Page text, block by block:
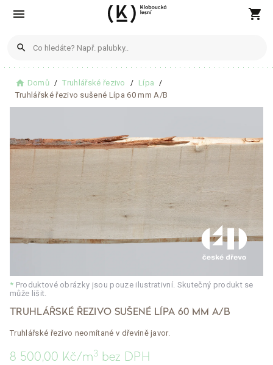
menu shopping_cart
search
Produkty
Blogové články
Žádné články nenalezeny
Zobrazit všechny výsledky
home Domů Truhlářské řezivo
Lípa
Truhlářské řezivo sušené Lípa 60 mm A/B
* Produktové obrázky jsou pouze ilustrativní. Skutečný produkt se
může lišit.
TRUHLÁŘSKÉ ŘEZIVO SUŠENÉ LÍPA 60 MM A/B
Truhlářské řezivo neomítané v dřevině javor.
8 500,00 Kč/m3 bez DPH